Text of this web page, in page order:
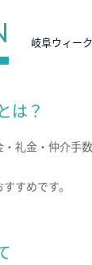
岐阜ウィー
は？
礼金・仲介手
すめです。